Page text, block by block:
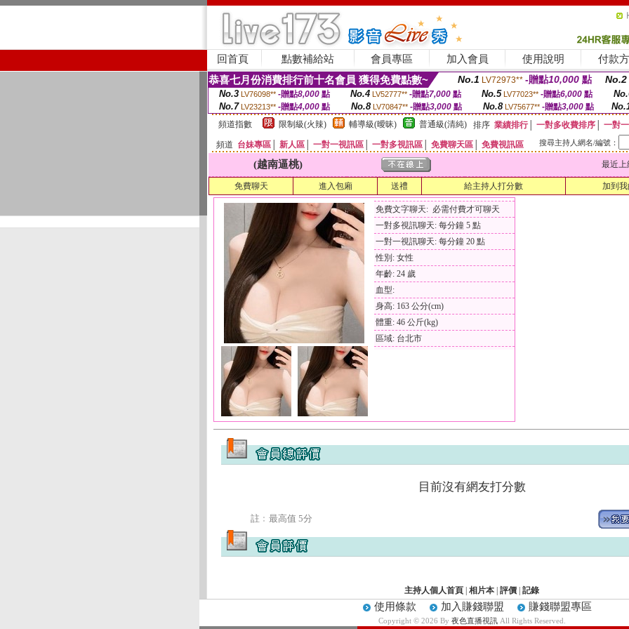
回首頁 點數補給站 會員專區 加入會員 使用說明 付款
恭喜七月份消費排行前十名會員 獲得免費點數~ No.1 LV72973** -贈點10,000 點 No.2
No.3 LV76098** -贈點8,000點 No.4 LV52777** -贈點7,000點 No.5 LV77023** -贈點6,000點
No.7 LV23213** -贈點4,000 點 No.8 LV70847** -贈點3,000 點 No.8 LV75677** -贈點3,000點
頻道指數 限制級(火辣) 輔導級(曖昧) 普通級(清純) 排序 業績排行│ 一對多收費排序
一對
頻道 台妹專區 新人區 一對一視訊區 一對多視訊區 免費聊天區 免費視訊區 搜尋主持人網名/編號：
(越南逼桃) 最近上
免費聊天 進入包廂 送禮 給主持人打分數 加到
免費文字聊天: 必需付費才可聊天
一對多視訊聊天: 每分鐘 5 點
一對一視訊聊天: 每分鐘 20 點
性別: 女性
年齡: 24 歲
血型:
身高: 163 公分(cm)
體重: 46 公斤(kg)
區域: 台北市
目前沒有網友打分數
註﹕最高值 5分
主持人個人首頁 相片本 評價 記錄
使用條款 加入賺錢聯盟 賺錢聯盟專區
Copyright © 2026 By 夜色直播視訊All Rights Reserved.